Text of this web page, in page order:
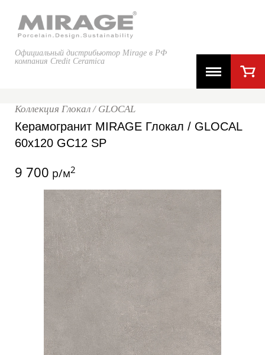
Официальный дистрибьютор Mirage в РФ
компания Credit Ceramica
Коллекция Глокал / GLOCAL
Керамогранит MIRAGE Глокал / GLOCAL
60x120 GC12 SP
9 700 р/м2